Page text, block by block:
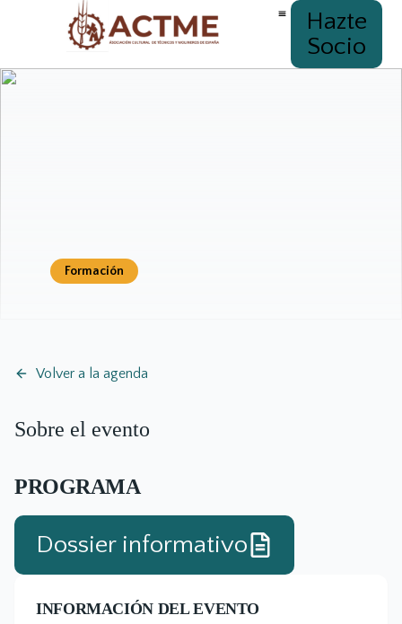
Hazte
Socio
Formación
Volver a la agenda
Sobre el evento
PROGRAMA
Dossier informativo
INFORMACIÓN DEL EVENTO